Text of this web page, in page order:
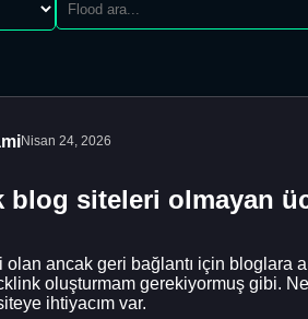
Nisan 24, 2026
blog siteleri olmayan
olan ancak geri bağlantı için bloglara
oluşturmam gerekiyormuş gibi.
ihtiyacım var.